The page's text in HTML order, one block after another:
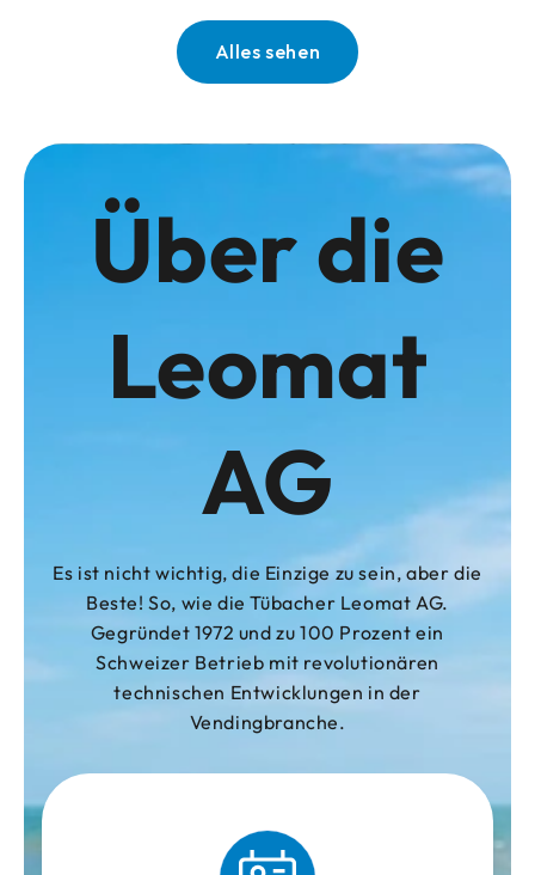
Alles sehen
Über die
Leomat
AG
Es ist nicht wichtig, die Einzige zu sein, aber die
Beste! So, wie die Tübacher Leomat AG.
Gegründet 1972 und zu 100 Prozent ein
Schweizer Betrieb mit revolutionären
technischen Entwicklungen in der
Vendingbranche.